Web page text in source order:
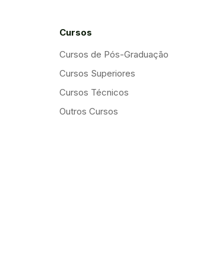
Cursos
Cursos de Pós-Graduação
Cursos Superiores
Cursos Técnicos
Outros Cursos